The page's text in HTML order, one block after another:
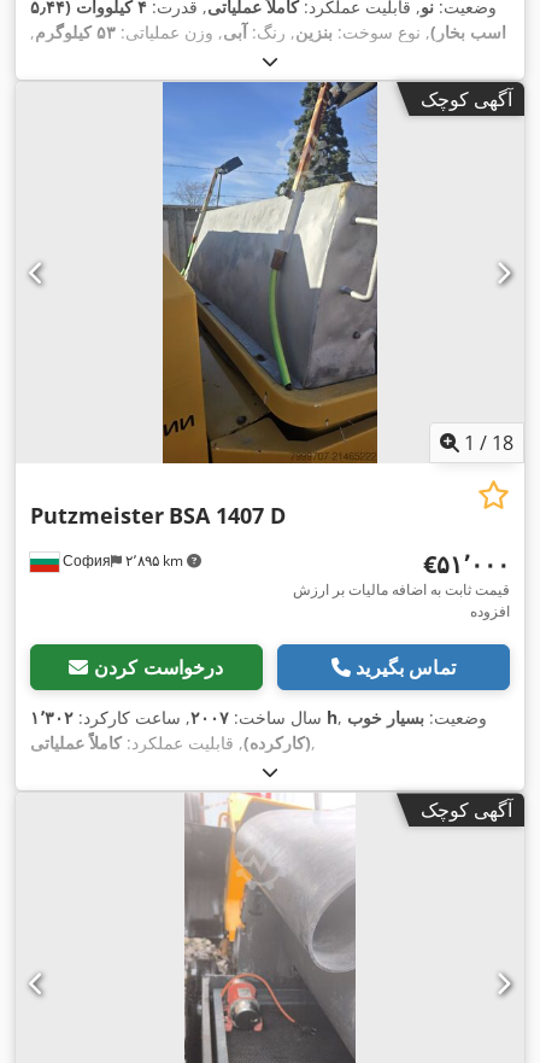
وضعیت: نو, قابلیت عملکرد:کاملاً عملیاتی, قدرت:
۴ کیلووات (۵٫۴۴
اسب بخار), نوع سوخت: بنزین, رنگ:آبی, وزن عملیاتی: ۵۳ کیلوگرم
,
آگهی کوچک
1 / 18
София ۲٬۸۹۵ km
Putzmeister BSA 1407 D
‎€۵۱٬۰۰۰
قیمت ثابت به اضافه مالیات بر ارزش
افزوده
درخواست کردن تماس بگیرید
سال ساخت: ۲۰۰۷, ساعت کارکرد: ۱٬۳۰۲ h , وضعیت: بسیار خوب
(کارکرده), قابلیت عملکرد:کاملاً عملیاتی ,
آگهی کوچک